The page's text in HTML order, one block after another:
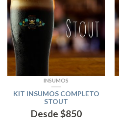
INSUMOS
KIT INSUMOS COMPLETO
STOUT
Desde $850